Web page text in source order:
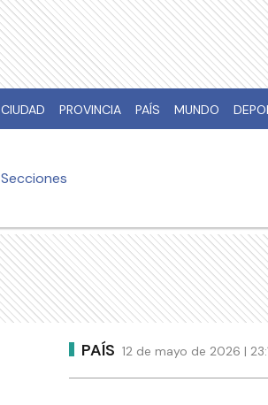
CIUDAD PROVINCIA PAÍS MUNDO
Secciones
PAÍS 12 de mayo de 2026 |